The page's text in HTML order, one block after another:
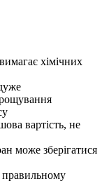
хімічних
вартість, не
може зберігатися
правильному